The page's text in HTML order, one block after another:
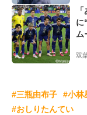
に
ム
双
#三瓶由布子 #小林
#おしりたんてい